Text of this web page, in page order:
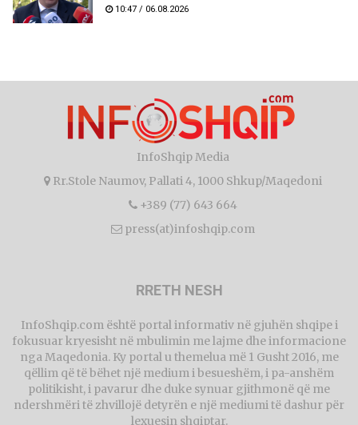
10:47 / 06.08.2026
InfoShqip Media
Rr.Stole Naumov, Pallati 4, 1000 Shkup/Maqedoni
+389 (77) 643 664
press(at)infoshqip.com
RRETH NESH
InfoShqip.com është portal informativ në gjuhën shqipe i
fokusuar kryesisht në mbulimin me lajme dhe informacione
nga Maqedonia. Ky portal u themelua më 1 Gusht 2016, me
qëllim që të bëhet një medium i besueshëm, i pa-anshëm
politikisht, i pavarur dhe duke synuar gjithmonë që me
ndershmëri të zhvillojë detyrën e një mediumi të dashur për
lexuesin shqiptar.